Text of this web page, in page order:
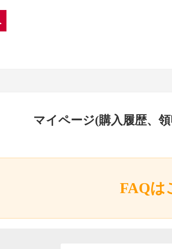
マイページ(購入履歴、
FAQは